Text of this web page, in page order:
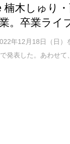
楠木しゅり
。卒業ライ
年12月18日（日）
発表した。あわせて